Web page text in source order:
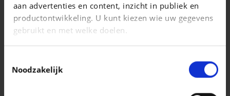
aan advertenties en content, inzicht in publiek en
productontwikkeling. U kunt kiezen wie uw gegevens
gebruikt en met welke doelen.
Informatie verzamelen over uw geografische
locatie, die tot een paar meter nauwkeurig kan zijn
Uw apparaat identificeren door het actief te
Noodzakelijk
Vergelijkbare voertuigen